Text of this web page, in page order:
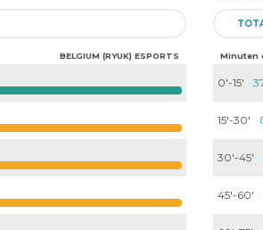
BELGIUM (RYUK) ESPORTS Minuten
0'-15'
15'-30'
30'-45'
45'-60'